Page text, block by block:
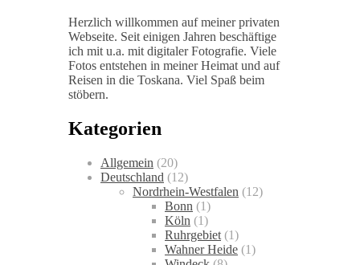
Herzlich willkommen auf meiner privaten
Webseite. Seit einigen Jahren beschäftige
ich mit u.a. mit digitaler Fotografie. Viele
Fotos entstehen in meiner Heimat und auf
Reisen in die Toskana. Viel Spaß beim
stöbern.
Kategorien
Allgemein (20)
Deutschland (12)
Nordrhein-Westfalen (12)
Bonn (1)
Köln (1)
Ruhrgebiet (1)
Wahner Heide (1)